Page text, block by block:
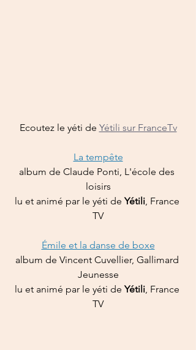
Ecoutez le yéti de Yétili sur FranceTv
La tempête
album de Claude Ponti, L'école des
loisirs
lu et animé par le yéti de Yétili, France
TV
Émile et la danse de boxe
album de Vincent Cuvellier, Gallimard
Jeunesse
lu et animé par le yéti de Yétili, France
TV